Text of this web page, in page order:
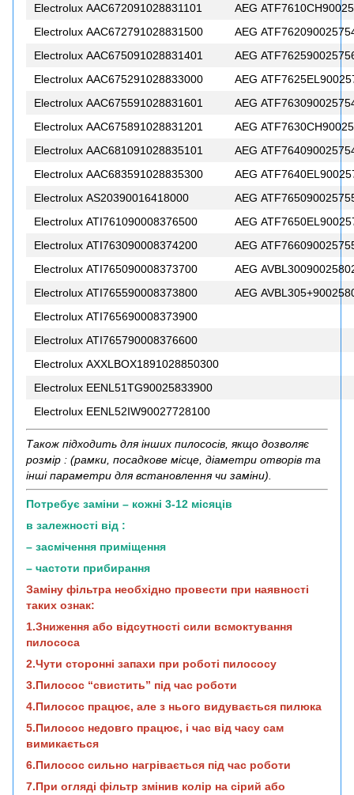
Electrolux AAC672091028831101
AEG
Electrolux AAC672791028831500
AEG
Electrolux AAC675091028831401
AEG
Electrolux AAC675291028833000
AEG
Electrolux AAC675591028831601
AEG
Electrolux AAC675891028831201
AEG
Electrolux AAC681091028835101
AEG
Electrolux AAC683591028835300
AEG
Electrolux AS20390016418000
AEG
Electrolux ATI761090008376500
AEG
Electrolux ATI763090008374200
AEG
Electrolux ATI765090008373700
AEG
Electrolux ATI765590008373800
AEG
Electrolux ATI765690008373900
Electrolux ATI765790008376600
Electrolux AXXLBOX1891028850300
Electrolux EENL51TG90025833900
Electrolux EENL52IW90027728100
Також підходить для інших пилососів, якщо дозволяє
розмір : (рамки, посадкове місце, діаметри отворів та
інші параметри для встановлення чи заміни).
Потребує заміни – кожні 3-12 місяців
в залежності від :
– засмічення приміщення
– частоти прибирання
Заміну фільтра необхідно провести при наявності
таких ознак:
1.Зниження або відсутності сили всмоктування
пилососа
2.Чути сторонні запахи при роботі пилососу
3.Пилосос “свистить” під час роботи
4.Пилосос працює, але з нього видувається пилюка
5.Пилосос недовго працює, і час від часу сам
вимикається
6.Пилосос сильно нагрівається під час роботи
7.При огляді фільтр змінив колір на сірий або